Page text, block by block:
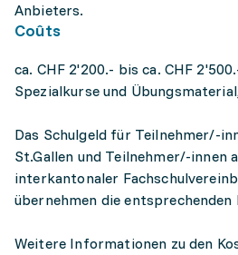
Anbieters.
Coûts
ca. CHF 2'200.- bis ca. CHF
Spezialkurse und
Das Schulgeld für Teilnehmer/-
St.Gallen und Teilnehmer/-innen
interkantonaler
übernehmen die entsprechenden
Weitere Informationen zu den